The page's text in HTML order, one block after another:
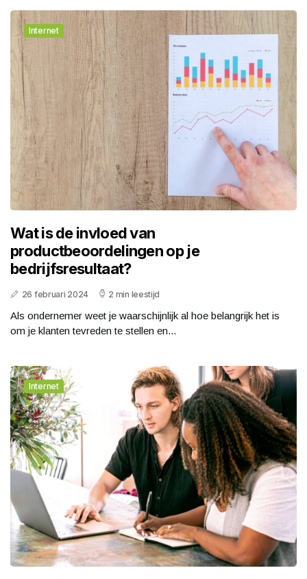
Internet
Wat is de invloed van
productbeoordelingen op je
bedrijfsresultaat?
26 februari 2024 2 min leestijd
Als ondernemer weet je waarschijnlijk al hoe belangrijk het is
om je klanten tevreden te stellen en...
Internet